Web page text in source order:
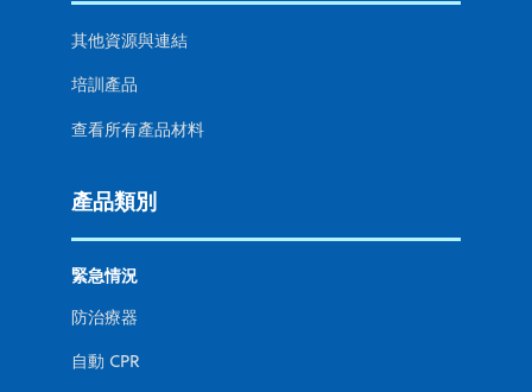
其他資源與連結
培訓產品
查看所有產品材料
產品類別
緊急情況
防治療器
自動 CPR